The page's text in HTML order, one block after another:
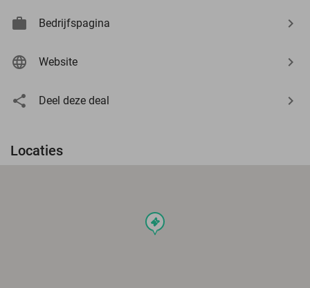
Bedrijfspagina
Website
Deel deze deal
Locaties
events